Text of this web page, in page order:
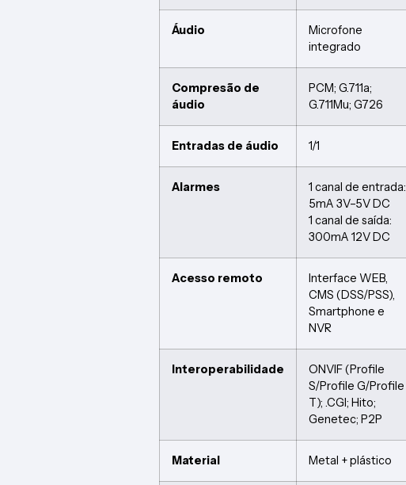
Áudio
Microfone
integrado
Compresão de
áudio
PCM; G.711a;
G.711Mu; G726
Entradas de áudio 1/1
Alarmes
1 canal de entrada:
5mA 3V–5V DC
1 canal de saída:
300mA 12V DC
Acesso remoto
Interface WEB,
CMS (DSS/PSS),
Smartphone e
NVR
Interoperabilidade
ONVIF (Profile
S/Profile G/Profile
T); .CGI; Hito;
Genetec; P2P
Material Metal + plástico